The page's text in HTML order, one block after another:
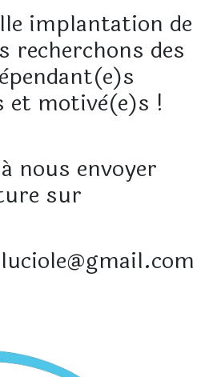
implantation de
recherchons des
et motivè(e)s !
nous envoyer
sur